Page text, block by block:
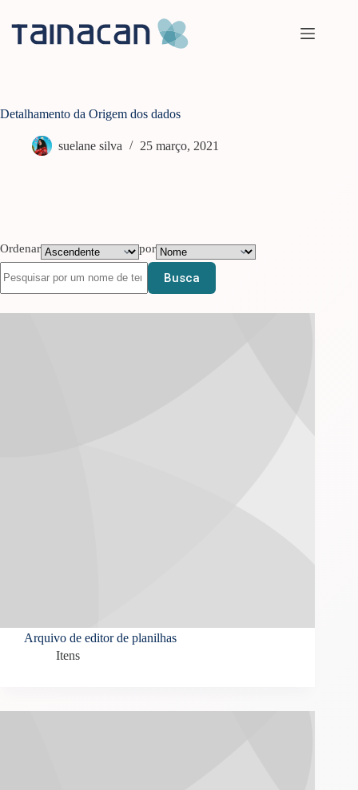
conteúdo
Detalhamento da Origem dos dados
suelane silva 25 março, 2021
Ordenar por
Busca
Arquivo de editor de planilhas
Itens